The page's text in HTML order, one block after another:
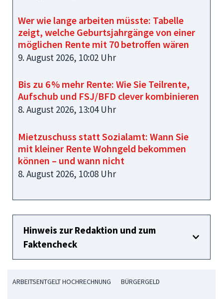
Wer wie lange arbeiten müsste: Tabelle
zeigt, welche Geburtsjahrgänge von einer
möglichen Rente mit 70 betroffen wären
9. August 2026, 10:02 Uhr
Bis zu 6 % mehr Rente: Wie Sie Teilrente,
Aufschub und FSJ/BFD clever kombinieren
8. August 2026, 13:04 Uhr
Mietzuschuss statt Sozialamt: Wann Sie
mit kleiner Rente Wohngeld bekommen
können – und wann nicht
8. August 2026, 10:08 Uhr
Hinweis zur Redaktion und zum
Faktencheck
ARBEITSENTGELT HOCHRECHNUNG BÜRGERGELD